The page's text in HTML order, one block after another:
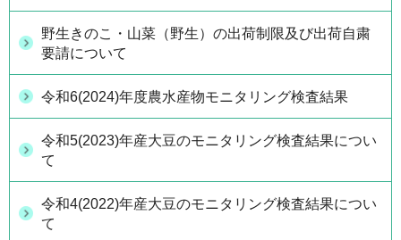
野生きのこ・山菜（野生）の出荷制限及び出荷自粛
要請について
令和6(2024)年度農水産物モニタリング検査結果
令和5(2023)年産大豆のモニタリング検査結果につい
て
令和4(2022)年産大豆のモニタリング検査結果につい
て